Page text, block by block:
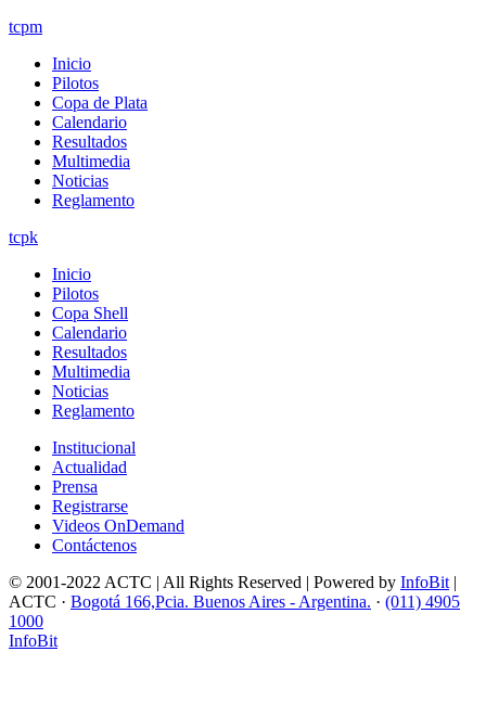
tcpm
Inicio
Pilotos
Copa de Plata
Calendario
Resultados
Multimedia
Noticias
Reglamento
tcpk
Inicio
Pilotos
Copa Shell
Calendario
Resultados
Multimedia
Noticias
Reglamento
Institucional
Actualidad
Prensa
Registrarse
Videos OnDemand
Contáctenos
© 2001-2022 ACTC | All Rights Reserved | Powered by InfoBit |
ACTC · Bogotá 166,Pcia. Buenos Aires - Argentina. · (011) 4905
1000
InfoBit